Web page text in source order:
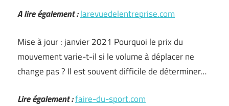
A lire également :larevuedelentreprise.com
Mise à jour : janvier 2021 Pourquoi le prix du
mouvement varie-t-il si le volume à déplacer ne
change pas ? Il est souvent difficile de déterminer…
Lire également :faire-du-sport.com